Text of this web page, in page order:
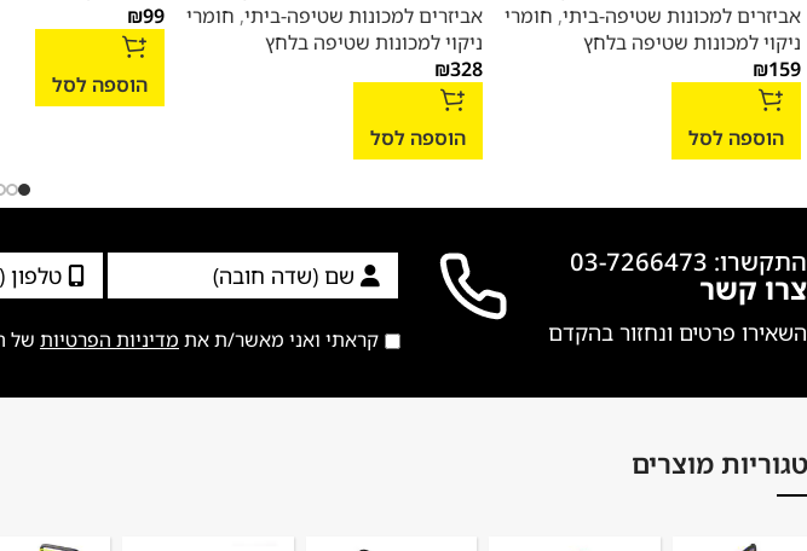
אביזרים למכונות שטיפה-ביתי, חומרי
ניקוי למכונות שטיפה בלחץ
₪159
הוספה לסל
אביזרים למכונות שטיפה-ביתי, חומרי
ניקוי למכונות שטיפה בלחץ
₪328
הוספה לסל
₪99
הוספה לסל
קראתי ואני מאשר/ת את מדיניות הפרטיות של
התקשרו: 03-7266473
צרו קשר
השאירו פרטים ונחזור בהקדם
מוצרים